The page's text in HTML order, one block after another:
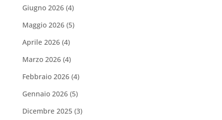
Giugno 2026(4)
Maggio 2026(5)
Aprile 2026(4)
Marzo 2026(4)
Febbraio 2026(4)
Gennaio 2026(5)
Dicembre 2025(3)